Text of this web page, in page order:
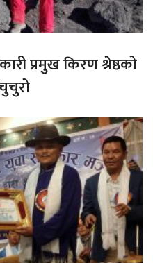
प्रमुख किरण श्रेष्ठको